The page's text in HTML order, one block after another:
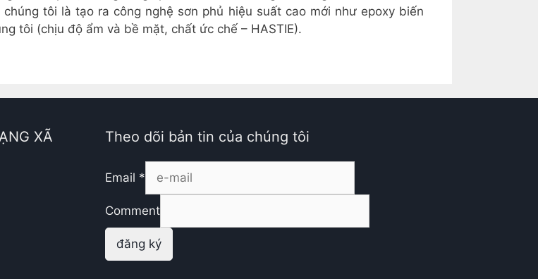
tôi là tạo ra công nghệ sơn phủ hiệu suất cao mới như epoxy biến
tôi (chịu độ ẩm và bề mặt, chất ức chế – HASTIE).
XÃ
Theo dõi bản tin của chúng tôi
Email *
Comment
đăng ký